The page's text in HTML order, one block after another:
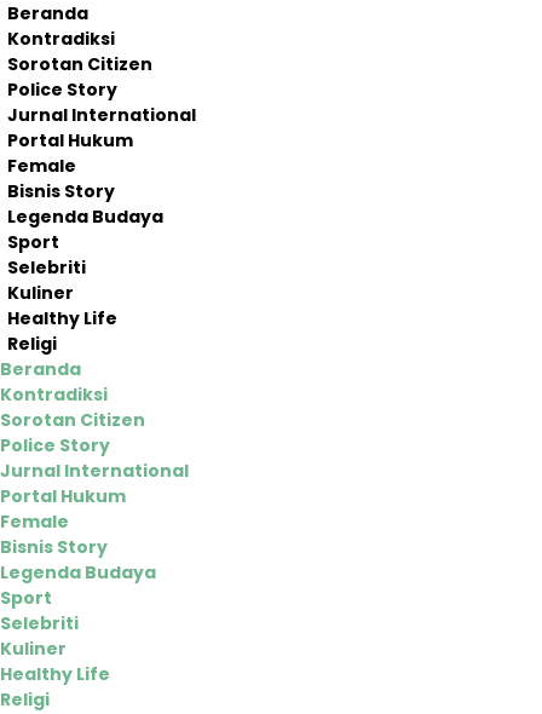
Beranda
Kontradiksi
Sorotan Citizen
Police Story
Jurnal International
Portal Hukum
Female
Bisnis Story
Legenda Budaya
Sport
Selebriti
Kuliner
Healthy Life
Religi
Beranda
Kontradiksi
Sorotan Citizen
Police Story
Jurnal International
Portal Hukum
Female
Bisnis Story
Legenda Budaya
Sport
Selebriti
Kuliner
Healthy Life
Religi